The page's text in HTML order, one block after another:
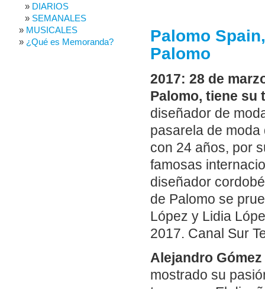
Palomo
Palomo
2017: 28 de
Palomo, tiene su
diseñador de
pasarela de moda
con 24 años, por
famosas
diseñador
de Palomo se
López y Lidia
2017. Canal Sur
Alejandro
mostrado su
DIARIOS
SEMANALES
MUSICALES
¿Qué es Memoranda?